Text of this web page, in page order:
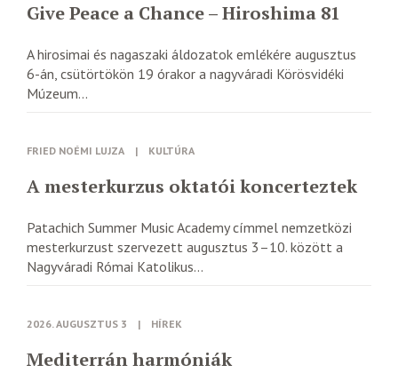
Give Peace a Chance – Hiroshima 81
A hirosimai és nagaszaki áldozatok emlékére augusztus
6-án, csütörtökön 19 órakor a nagyváradi Körösvidéki
Múzeum...
FRIED NOÉMI LUJZA | KULTÚRA
A mesterkurzus oktatói koncerteztek
Patachich Summer Music Academy címmel nemzetközi
mesterkurzust szervezett augusztus 3–10. között a
Nagyváradi Római Katolikus...
2026. AUGUSZTUS 3 | HÍREK
Mediterrán harmóniák